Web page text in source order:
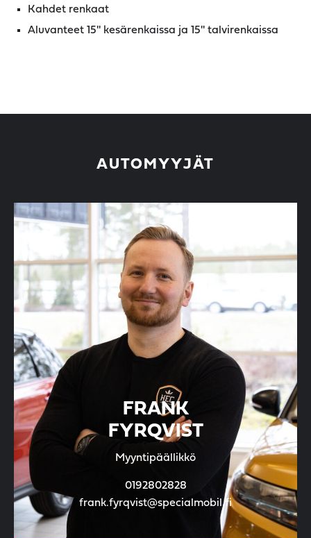
Kahdet renkaat
Aluvanteet 15'' kesärenkaissa ja 15'' talvirenkaissa
AUTOMYYJÄT
FRANK
FYRQVIST
Myyntipäällikkö
0192802828
frank.fyrqvist@specialmobil.fi